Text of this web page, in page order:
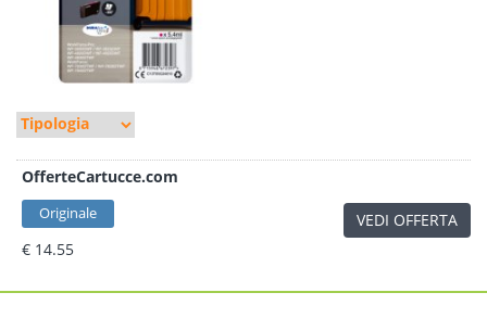
OfferteCartucce.com
Originale
€ 14.55
VEDI OFFERTA